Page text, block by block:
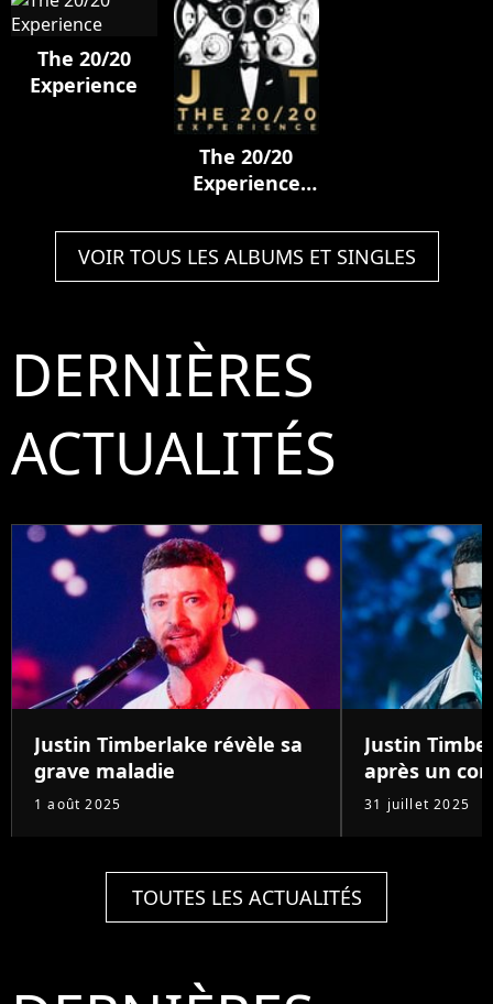
The 20/20
Experience
The 20/20
Experience
Version)
VOIR TOUS LES ALBUMS ET SINGLES
DERNIÈRES
ACTUALITÉS
Justin Timberlake révèle sa
grave maladie
1 août 2025
Justin
après un
31 juillet 2025
TOUTES LES ACTUALITÉS